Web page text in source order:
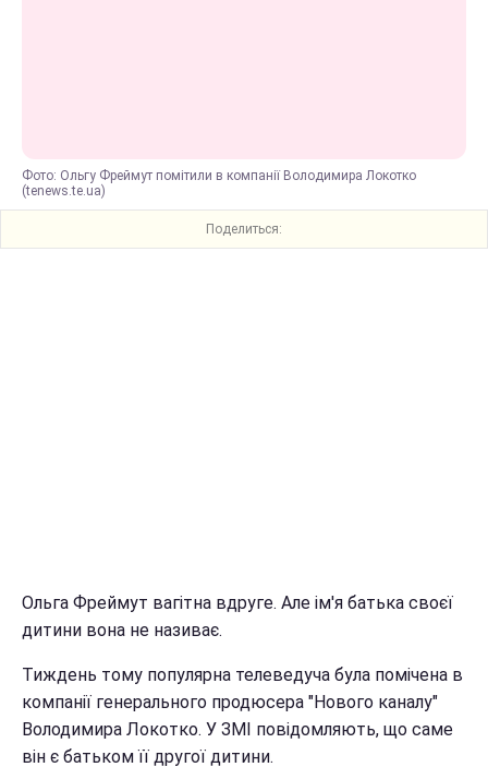
Фото: Ольгу Фреймут помітили в компанії Володимира Локотко
(tenews.te.ua)
Поделиться:
Ольга Фреймут вагітна вдруге. Але ім'я батька своєї
дитини вона не називає.
Тиждень тому популярна телеведуча була помічена в
компанії генерального продюсера "Нового каналу"
Володимира Локотко. У ЗМІ повідомляють, що саме
він є батьком її другої дитини.